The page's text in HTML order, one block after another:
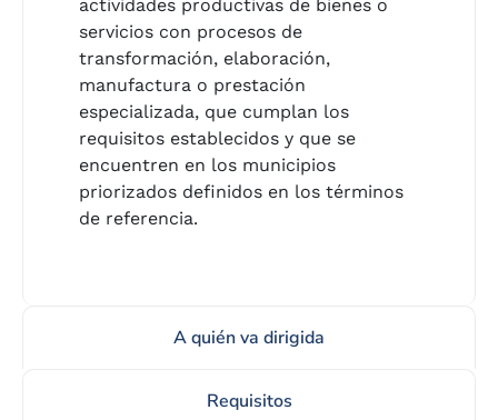
actividades productivas de bienes o
servicios con procesos de
transformación, elaboración,
manufactura o prestación
especializada, que cumplan los
requisitos establecidos y que se
encuentren en los municipios
priorizados definidos en los términos
de referencia.
A quién va dirigida
Requisitos
Canales de servicio
Fondo Mujer Libre y